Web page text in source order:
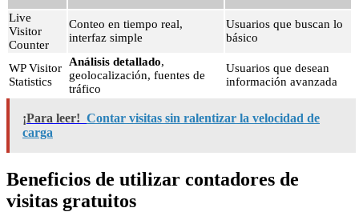
Live
Visitor
Counter
Conteo en tiempo real,
interfaz simple
Usuarios que buscan lo
básico
WP Visitor
Statistics
Análisis detallado,
geolocalización, fuentes de
tráfico
Usuarios que desean
información avanzada
¡Para leer! Contar visitas sin ralentizar la velocidad de
carga
Beneficios de utilizar contadores de
visitas gratuitos